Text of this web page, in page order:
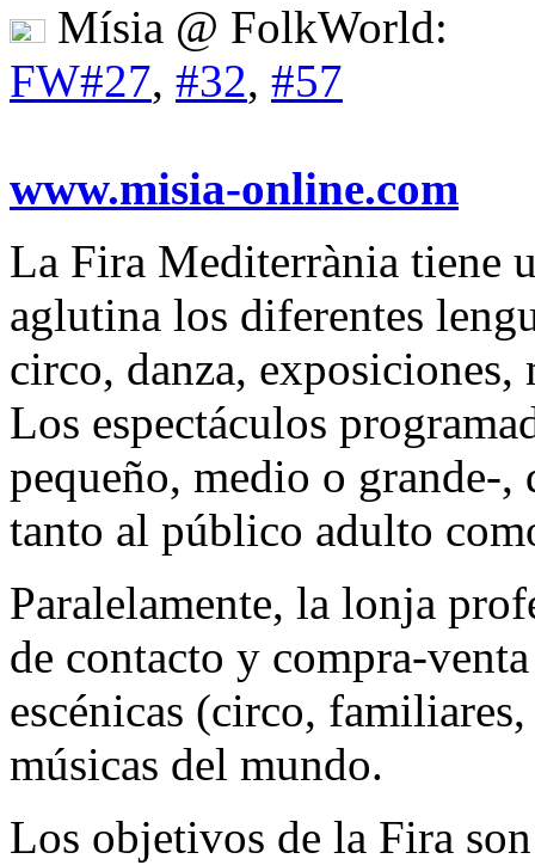
Mísia @ FolkWorld:
FW#27, #32, #57
www.misia-online.com
La Fira Mediterrània tiene
aglutina los diferentes
circo, danza,
Los espectáculos
pequeño, medio o grande-
tanto al público adulto
Paralelamente, la lonja
de contacto y compra-
escénicas (circo,
músicas del mundo.
Los objetivos de la Fira